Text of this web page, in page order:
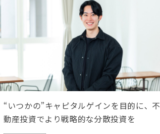
“いつかの”キャピタルゲインを目的に、不
動産投資でより戦略的な分散投資を